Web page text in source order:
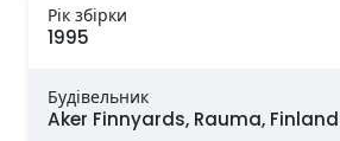
Рік збірки
1995
Будівельник
Aker Finnyards, Rauma, Finland